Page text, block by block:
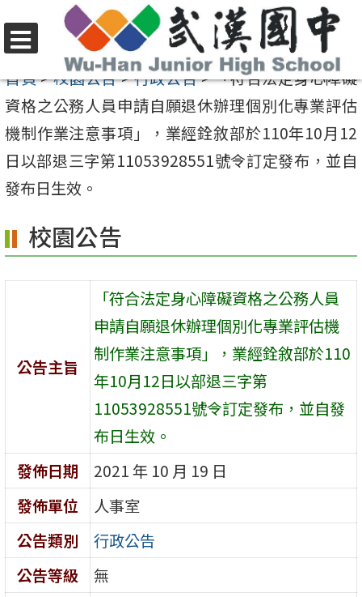
至
要
內
容
區
選
單
首頁>校園公告>行政公告>「符合法定身心障礙
資格之公務人員申請自願退休辦理個別化專業評估
機制作業注意事項」，業經銓敘部於110年10月12
日以部退三字第11053928551號令訂定發布，並自
發布日生效。
校園公告
公告主旨
「符合法定身心障礙資格之公務人員
申請自願退休辦理個別化專業評估機
制作業注意事項」，業經銓敘部於110
年10月12日以部退三字第
11053928551號令訂定發布，並自發
布日生效。
發佈日期
2021 年 10 月 19 日
發佈單位
人事室
公告類別
行政公告
公告等級
無